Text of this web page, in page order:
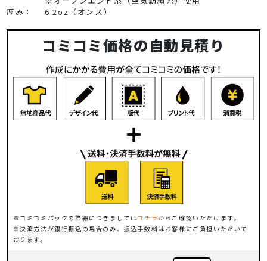
厚み：
6.2oz（オンス）
コミコミ価格の自動見積り
コミコミパックの詳細につきましてはコチラからご確認いただけます。
決済方法が銀行振込の場合のみ、振込手数料はお客様にご負担いただいて
おります。